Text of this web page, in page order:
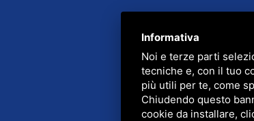
Informativa
Noi e terze parti
tecniche e, con il tuo
più utili per te, come
Chiudendo questo
cookie da installare,